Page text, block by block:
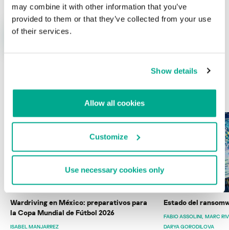
may combine it with other information that you’ve
provided to them or that they’ve collected from your use
of their services.
Show details
Allow all cookies
Customize
Use necessary cookies only
ÚLTIMAS PUBLICACIONES
Wardriving en México: preparativos para
la Copa Mundial de Fútbol 2026
ISABEL MANJARREZ
Estado del
FABIO ASSOLINI MARC
DARYA GORODILOVA